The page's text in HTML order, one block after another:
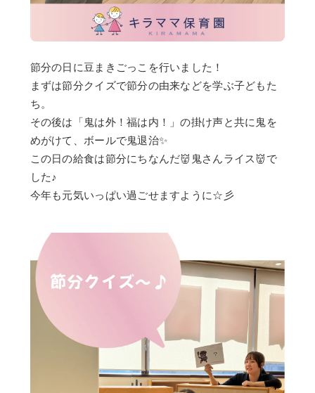
節分の日に豆まきごっこを行いました！
まずは節分クイズで節分の由来などを学ぶ子どもた
ち。
その後は「鬼は外！福は内！」の掛け声と共に鬼を
めがけて、ボールで鬼退治✨
この日の給食は節分にちなんだ👹鬼さんライス👹で
した♪
今年も元気いっぱい過ごせますように☆彡